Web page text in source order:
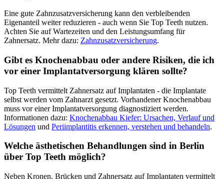
Eine gute Zahnzusatzversicherung kann den verbleibenden
Eigenanteil weiter reduzieren - auch wenn Sie Top Teeth nutzen.
Achten Sie auf Wartezeiten und den Leistungsumfang für
Zahnersatz. Mehr dazu: Zahnzusatzversicherung.
Gibt es Knochenabbau oder andere Risiken, die ich
vor einer Implantatversorgung klären sollte?
Top Teeth vermittelt Zahnersatz auf Implantaten - die Implantate
selbst werden vom Zahnarzt gesetzt. Vorhandener Knochenabbau
muss vor einer Implantatversorgung diagnostiziert werden.
Informationen dazu: Knochenabbau Kiefer: Ursachen, Verlauf und
Lösungen und Periimplantitis erkennen, verstehen und behandeln.
Welche ästhetischen Behandlungen sind in Berlin
über Top Teeth möglich?
Neben Kronen, Brücken und Zahnersatz auf Implantaten vermittelt